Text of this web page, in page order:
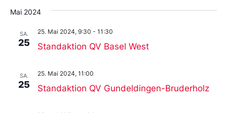
Sie
das
aus.
Mai 2024
SA.
25 Standaktion QV Basel West
25. Mai 2024, 9:30 - 11:30
SA.
25 Standaktion QV Gundeldingen-Bruderholz
25. Mai 2024, 11:00